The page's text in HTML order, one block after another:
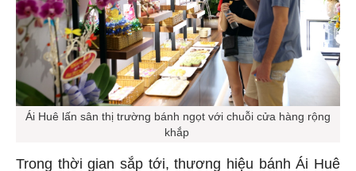
Ái Huê lấn sân thị trường bánh ngọt với chuỗi cửa hàng rộng
khắp
Trong thời gian sắp tới, thương hiệu bánh Ái Huê